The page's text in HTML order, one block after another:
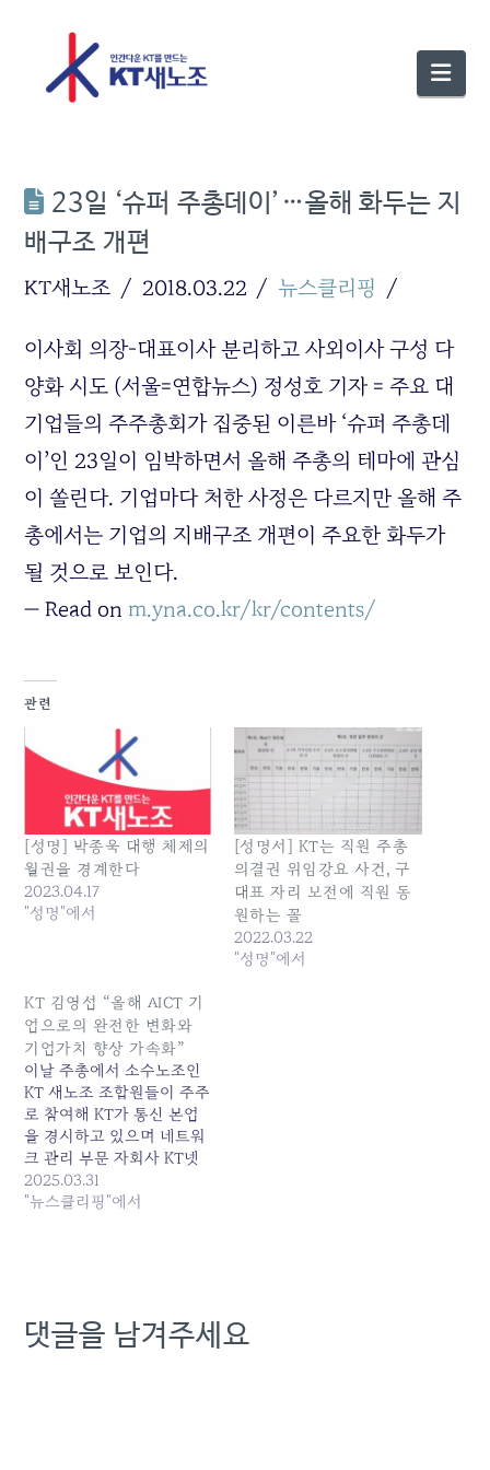
23일 ‘슈퍼 주총데이’…올해 화두는 지
배구조 개편
KT새노조 2018.03.22 뉴스클리핑
이사회 의장-대표이사 분리하고 사외이사 구성 다
양화 시도 (서울=연합뉴스) 정성호 기자 = 주요 대
기업들의 주주총회가 집중된 이른바 ‘슈퍼 주총데
이’인 23일이 임박하면서 올해 주총의 테마에 관심
이 쏠린다. 기업마다 처한 사정은 다르지만 올해 주
총에서는 기업의 지배구조 개편이 주요한 화두가
될 것으로 보인다.
— Read on m.yna.co.kr/kr/contents/
관련
[성명] 박종욱 대행 체제의
월권을 경계한다
2023.04.17
"성명"에서
[성명서] KT는 직원 주총
의결권 위임강요 사건, 구
대표 자리 보전에 직원 동
원하는 꼴
2022.03.22
"성명"에서
KT 김영섭 “올해 AICT 기
업으로의 완전한 변화와
기업가치 향상 가속화”
이날 주총에서 소수노조인
KT 새노조 조합원들이 주주
로 참여해 KT가 통신 본업
을 경시하고 있으며 네트워
크 관리 부문 자회사 KT넷
코어 설립 등으로 내외부에
서 불편이 있다고 주장했다.
05:56:00
2025.03.31
"뉴스클리핑"에서
댓글을 남겨주세요